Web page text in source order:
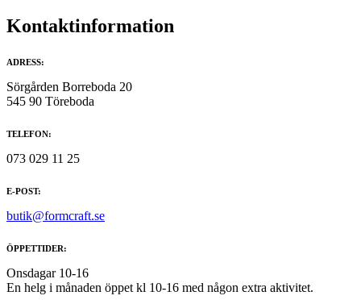
Kontaktinformation
ADRESS:
Sörgården Borreboda 20
545 90 Töreboda
TELEFON:
073 029 11 25
E-POST:
butik@formcraft.se
ÖPPETTIDER:
Onsdagar 10-16
En helg i månaden öppet kl 10-16 med någon extra aktivitet.